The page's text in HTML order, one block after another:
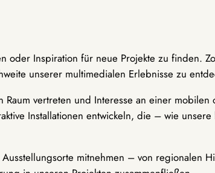
Inspiration für neue Projekte zu finden.
unserer multimedialen Erlebnisse zu
vertreten und Interesse an einer
Installationen entwickeln, die – wie
mitnehmen – von regionalen